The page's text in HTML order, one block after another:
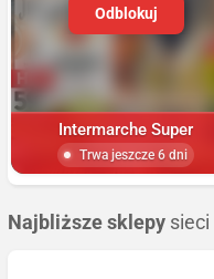
Odblokuj
Intermarche Super
Trwa jeszcze 6 dni
Najbliższe sklepy